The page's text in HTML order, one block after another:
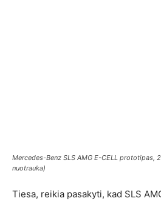
Mercedes-Benz SLS AMG E-CELL prototipas,
nuotrauka)
Tiesa, reikia pasakyti, kad SLS